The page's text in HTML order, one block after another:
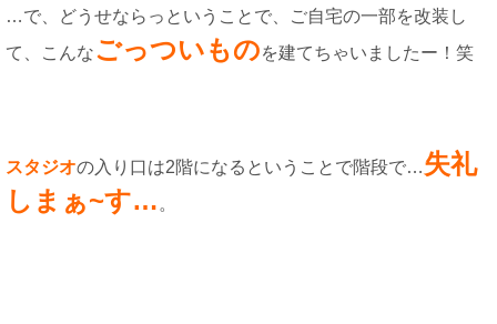
…で、どうせならっということで、ご自宅の一部を改装し
て、こんなごっついものを建てちゃいましたー！笑
スタジオの入り口は2階になるということで階段で…失礼
しまぁ~す…。